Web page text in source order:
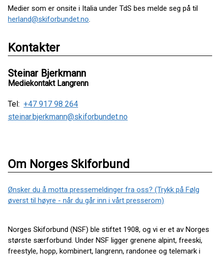
Medier som er onsite i Italia under TdS bes melde seg på til
herland@skiforbundet.no.
Kontakter
Steinar Bjerkmann
Mediekontakt Langrenn
Tel: +47 917 98 264
steinar.bjerkmann@skiforbundet.no
Om Norges Skiforbund
Ønsker du å motta pressemeldinger fra oss? (Trykk på Følg
øverst til høyre - når du går inn i vårt presserom)
Norges Skiforbund (NSF) ble stiftet 1908, og vi er et av Norges
største særforbund. Under NSF ligger grenene alpint, freeski,
freestyle, hopp, kombinert, langrenn, randonee og telemark i